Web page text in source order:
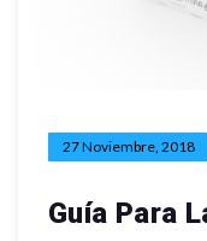
27 Noviembre, 2018
Guía Para